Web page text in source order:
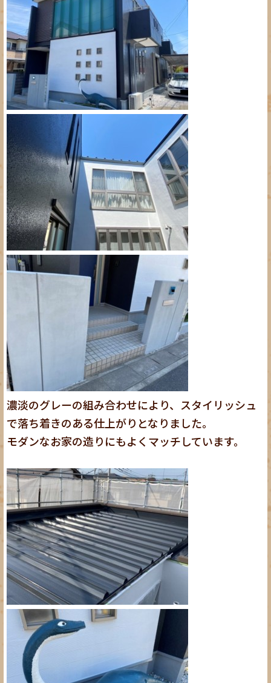
濃淡のグレーの組み合わせにより、スタイリッシュ
で落ち着きのある仕上がりとなりました。
モダンなお家の造りにもよくマッチしています。